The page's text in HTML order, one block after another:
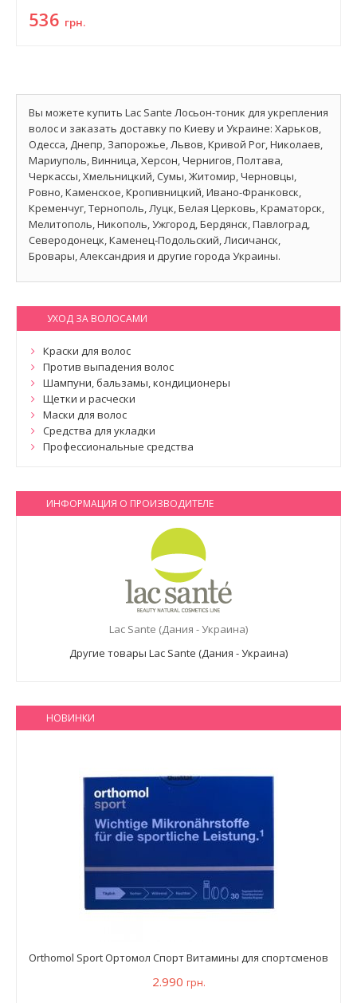
536 грн.
Вы можете купить Lac Sante Лосьон-тоник для укрепления
волос и заказать доставку по Киеву и Украине: Харьков,
Одесса, Днепр, Запорожье, Львов, Кривой Рог, Николаев,
Мариуполь, Винница, Херсон, Чернигов, Полтава,
Черкассы, Хмельницкий, Сумы, Житомир, Черновцы,
Ровно, Каменское, Кропивницкий, Ивано-Франковск,
Кременчуг, Тернополь, Луцк, Белая Церковь, Краматорск,
Мелитополь, Никополь, Ужгород, Бердянск, Павлоград,
Северодонецк, Каменец-Подольский, Лисичанск,
Бровары, Александрия и другие города Украины.
УХОД ЗА ВОЛОСАМИ
Краски для волос
Против выпадения волос
Шампуни, бальзамы, кондиционеры
Щетки и расчески
Маски для волос
Средства для укладки
Профессиональные средства
ИНФОРМАЦИЯ О ПРОИЗВОДИТЕЛЕ
Lac Sante (Дания - Украина)
Другие товары Lac Sante (Дания - Украина)
НОВИНКИ
Orthomol Sport Ортомол Спорт Витамины для спортсменов
2.990 грн.